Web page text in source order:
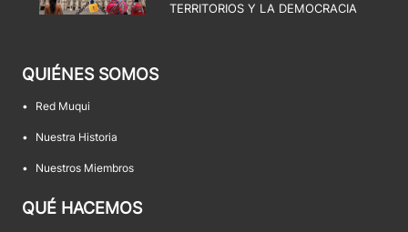
TERRITORIOS Y LA DEMOCRACIA
QUIÉNES SOMOS
• Red Muqui
• Nuestra Historia
• Nuestros Miembros
QUÉ HACEMOS